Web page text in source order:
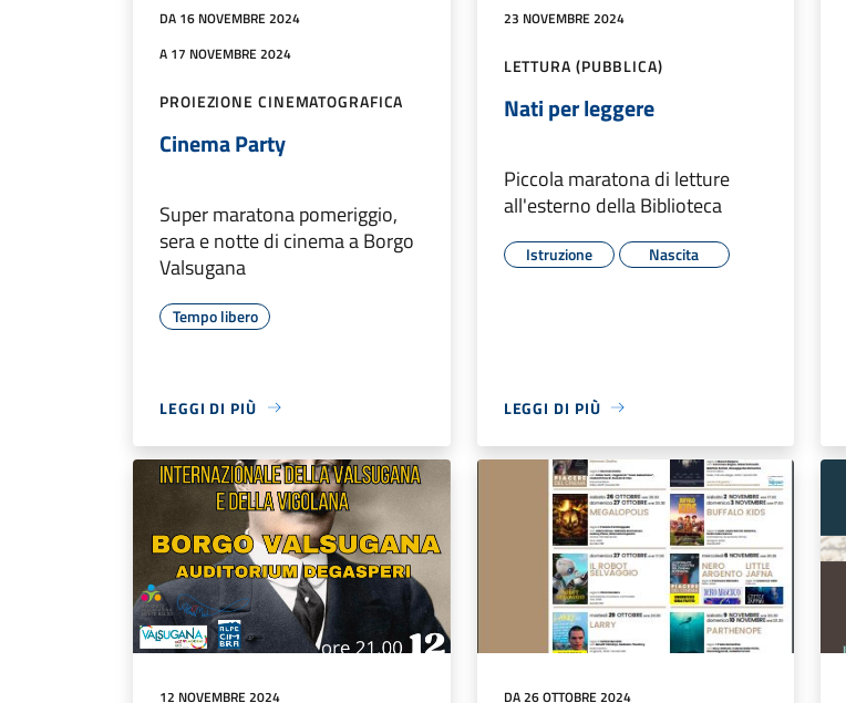
DA 16 NOVEMBRE 2024
A 17 NOVEMBRE 2024
PROIEZIONE CINEMATOGRAFICA
Cinema Party
Super maratona pomeriggio,
sera e notte di cinema a Borgo
Valsugana
Tempo libero
LEGGI DI PIÙ
23 NOVEMBRE 2024
LETTURA (PUBBLICA)
Nati per leggere
Piccola maratona di letture
all'esterno della Biblioteca
Istruzione Nascita
LEGGI DI PIÙ
12 NOVEMBRE 2024
DA 26 OTTOBRE 2024